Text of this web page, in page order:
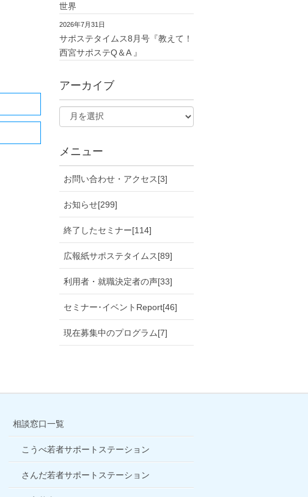
世界
2026年7月31日
サポステタイムス8月号『教えて！
西宮サポステQ＆A 』
アーカイブ
メニュー
お問い合わせ・アクセス[3]
お知らせ[299]
終了したセミナー[114]
広報紙サポステタイムス[89]
利用者・就職決定者の声[33]
セミナー･イベントReport[46]
現在募集中のプログラム[7]
相談窓口一覧
こうべ若者サポートステーション
さんだ若者サポートステーション